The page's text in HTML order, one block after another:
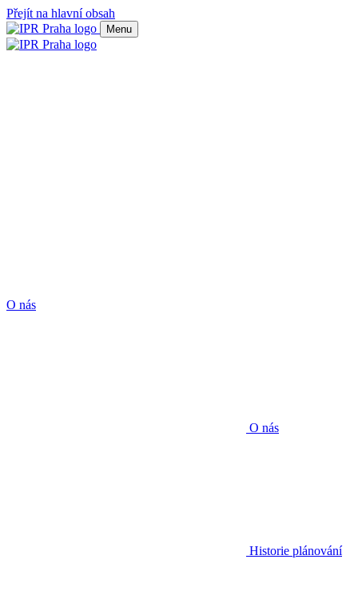
Přejít na hlavní obsah
Menu
O nás
O nás
Historie plánování